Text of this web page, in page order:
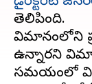
తెలిపింది.
విమానంలోని
ఉన్నారని
సమయంలో